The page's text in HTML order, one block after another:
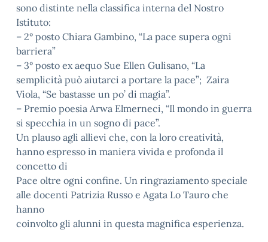
sono distinte nella classifica interna del Nostro
Istituto:
– 2° posto Chiara Gambino, “La pace supera ogni
barriera”
– 3° posto ex aequo Sue Ellen Gulisano, “La
semplicità può aiutarci a portare la pace”; Zaira
Viola, “Se bastasse un po’ di magia”.
– Premio poesia Arwa Elmerneci, “Il mondo in guerra
si specchia in un sogno di pace”.
Un plauso agli allievi che, con la loro creatività,
hanno espresso in maniera vivida e profonda il
concetto di
Pace oltre ogni confine. Un ringraziamento speciale
alle docenti Patrizia Russo e Agata Lo Tauro che
hanno
coinvolto gli alunni in questa magnifica esperienza.